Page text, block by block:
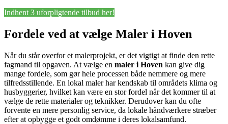
Indhent 3 uforpligtende tilbud her!
Fordele ved at vælge Maler i Hoven
Når du står overfor et malerprojekt, er det vigtigt at finde den rette
fagmand til opgaven. At vælge en maler i Hoven kan give dig
mange fordele, som gør hele processen både nemmere og mere
tilfredsstillende. En lokal maler har kendskab til områdets klima og
husbyggerier, hvilket kan være en stor fordel når det kommer til at
vælge de rette materialer og teknikker. Derudover kan du ofte
forvente en mere personlig service, da lokale håndværkere stræber
efter at opbygge et godt omdømme i deres lokalsamfund.